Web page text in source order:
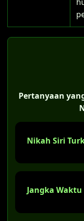
Pertanyaan
Nikah Siri
Ya, tentu
Keluarga
Jangka
Banyak orang